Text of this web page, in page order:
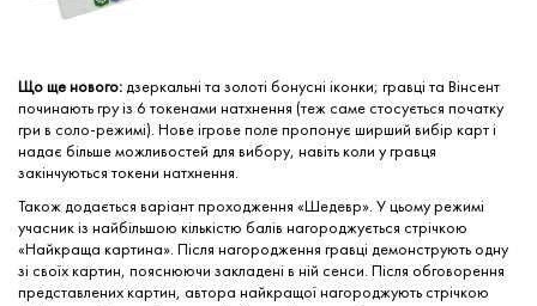
Що ще нового:дзеркальні та золоті бонусні іконки; гравці та Вінсент
починають гру із 6 токенами натхнення (теж саме стосується початку
гри в соло-режимі). Нове ігрове поле пропонує ширший вибір карт і
надає більше можливостей для вибору, навіть коли у гравця
закінчуються токени натхнення.
Також додається варіант проходження «Шедевр». У цьому режимі
учасник із найбільшою кількістю балів нагороджується стрічкою
«Найкраща картина». Після нагородження гравці демонструють одну
зі своїх картин, пояснюючи закладені в ній сенси. Після обговорення
представлених картин, автора найкращої нагороджують стрічкою